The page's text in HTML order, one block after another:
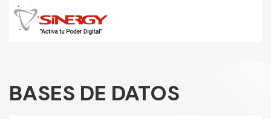
BASES DE DATOS